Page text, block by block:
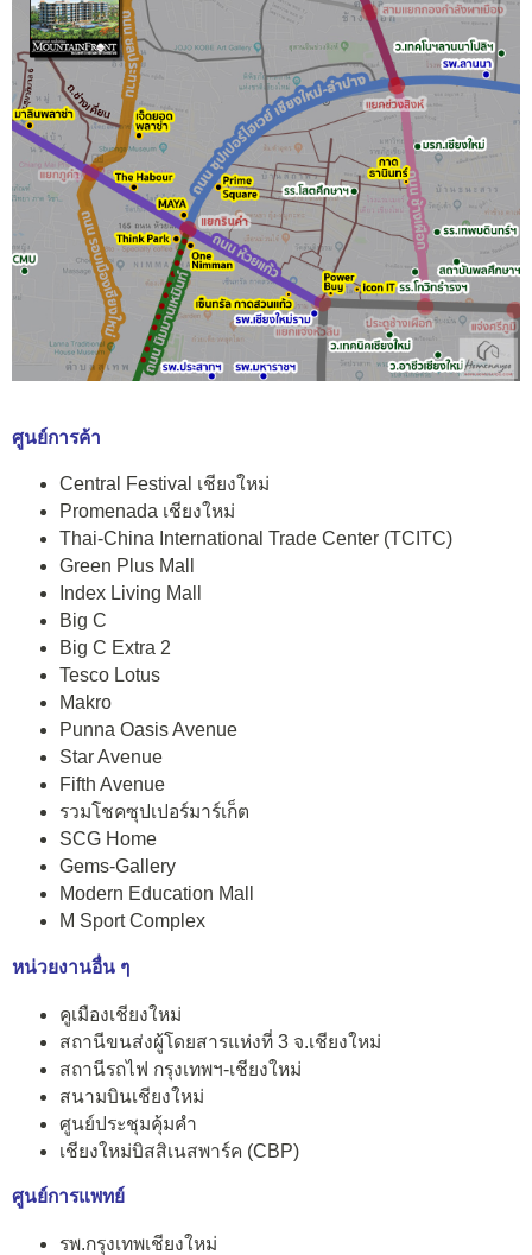
ศูนย์การค้า
Central Festival เชียงใหม่
Promenada เชียงใหม่
Thai-China International Trade Center (TCITC)
Green Plus Mall
Index Living Mall
Big C
Big C Extra 2
Tesco Lotus
Makro
Punna Oasis Avenue
Star Avenue
Fifth Avenue
รวมโชคซุปเปอร์มาร์เก็ต
SCG Home
Gems-Gallery
Modern Education Mall
M Sport Complex
หน่วยงานอื่น ๆ
คูเมืองเชียงใหม่
สถานีขนส่งผู้โดยสารแห่งที่ 3 จ.เชียงใหม่
สถานีรถไฟ กรุงเทพฯ-เชียงใหม่
สนามบินเชียงใหม่
ศูนย์ประชุมคุ้มคำ
เชียงใหม่บิสสิเนสพาร์ค (CBP)
ศูนย์การแพทย์
รพ.กรุงเทพเชียงใหม่